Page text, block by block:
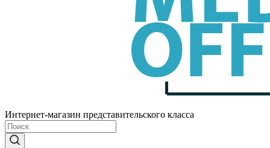
Интернет-магазин представительского класса